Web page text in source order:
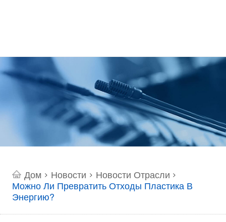
Дом > Новости > Новости Отрасли >
Можно Ли Превратить Отходы Пластика В
Энергию?